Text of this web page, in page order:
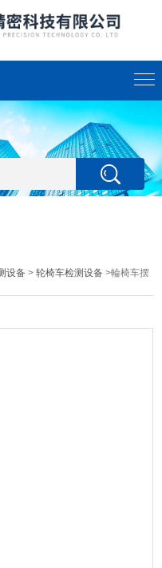
设备 >轮椅车检测设备 >輪椅车摆